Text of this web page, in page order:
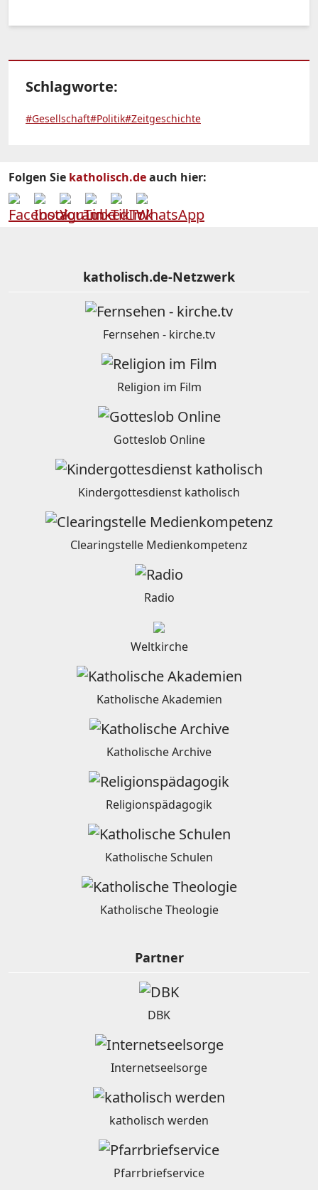
Schlagworte:
#Gesellschaft#Politik#Zeitgeschichte
Folgen Sie katholisch.deauch hier:
katholisch.de-Netzwerk
Fernsehen - kirche.tv
Religion im Film
Gotteslob Online
Kindergottesdienst katholisch
Clearingstelle Medienkompetenz
Radio
Weltkirche
Katholische Akademien
Katholische Archive
Religionspädagogik
Katholische Schulen
Katholische Theologie
Partner
DBK
Internetseelsorge
katholisch werden
Pfarrbriefservice